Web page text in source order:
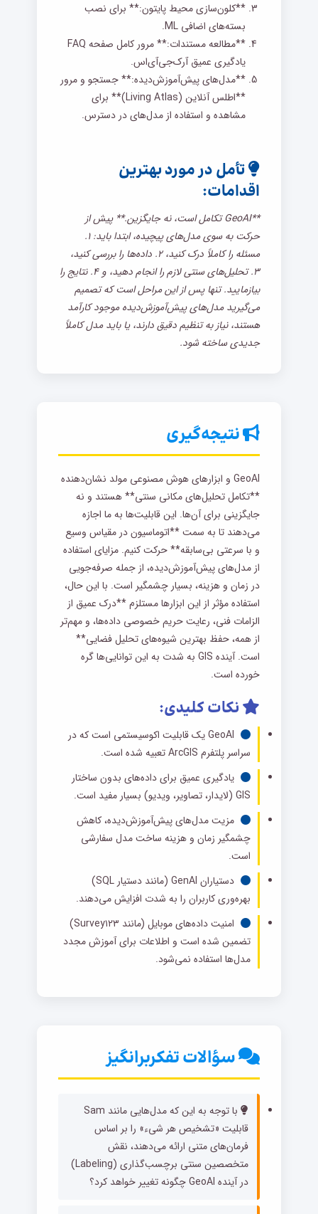
**کلون‌سازی محیط پایتون:** برای نصب
بسته‌های اضافی ML.
**مطالعه مستندات:** مرور کامل صفحه FAQ
یادگیری عمیق آرک‌جی‌آی‌اس.
**مدل‌های پیش‌آموزش‌دیده:** جستجو و مرور
**اطلس آنلاین (Living Atlas)** برای
مشاهده و استفاده از مدل‌های در دسترس.
تأمل در مورد بهترین
اقدامات:
**GeoAI تکامل است، نه جایگزین.** پیش از
حرکت به سوی مدل‌های پیچیده، ابتدا باید: ۱.
مسئله را کاملاً درک کنید، ۲. داده‌ها را بررسی کنید،
۳. تحلیل‌های سنتی لازم را انجام دهید، و ۴. نتایج را
بیازمایید. تنها پس از این مراحل است که تصمیم
می‌گیرید مدل‌های پیش‌آموزش‌دیده موجود کارآمد
هستند، نیاز به تنظیم دقیق دارند، یا باید مدل کاملاً
جدیدی ساخته شود.
نتیجه‌گیری
GeoAI و ابزارهای هوش مصنوعی مولد نشان‌دهنده
**تکامل تحلیل‌های مکانی سنتی** هستند و نه
جایگزینی برای آن‌ها. این قابلیت‌ها به ما اجازه
می‌دهند تا به سمت **اتوماسیون در مقیاس وسیع
و با سرعتی بی‌سابقه** حرکت کنیم. مزایای استفاده
از مدل‌های پیش‌آموزش‌دیده، از جمله صرفه‌جویی
در زمان و هزینه، بسیار چشمگیر است. با این حال،
استفاده مؤثر از این ابزارها مستلزم **درک عمیق از
الزامات فنی، رعایت حریم خصوصی داده‌ها، و مهم‌تر
از همه، حفظ بهترین شیوه‌های تحلیل فضایی**
است. آینده GIS به شدت به این توانایی‌ها گره
خورده است.
نکات کلیدی:
GeoAI یک قابلیت اکوسیستمی است که در
سراسر پلتفرم ArcGIS تعبیه شده است.
یادگیری عمیق برای داده‌های بدون ساختار
GIS (لایدار، تصاویر، ویدیو) بسیار مفید است.
مزیت مدل‌های پیش‌آموزش‌دیده، کاهش
چشمگیر زمان و هزینه ساخت مدل سفارشی
است.
دستیاران GenAI (مانند دستیار SQL)
بهره‌وری کاربران را به شدت افزایش می‌دهند.
امنیت داده‌های موبایل (مانند Survey۱۲۳)
تضمین شده است و اطلاعات برای آموزش مجدد
مدل‌ها استفاده نمی‌شود.
سؤالات تفکربرانگیز
با توجه به این که مدل‌هایی مانند Sam
قابلیت «تشخیص هر شیء» را بر اساس
فرمان‌های متنی ارائه می‌دهند، نقش
متخصصین سنتی برچسب‌گذاری (Labeling)
در آینده GeoAI چگونه تغییر خواهد کرد؟